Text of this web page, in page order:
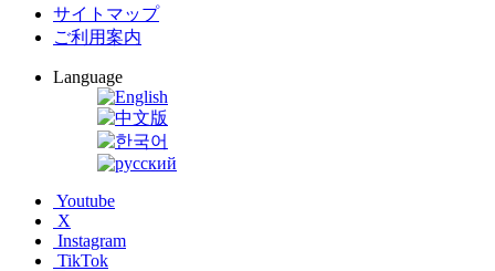
サイトマップ
ご利用案内
Language
Youtube
X
Instagram
TikTok